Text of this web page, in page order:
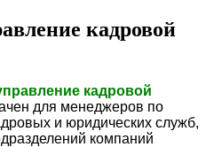
кадровой
кадровой
для менеджеров по
и юридических служб,
компаний